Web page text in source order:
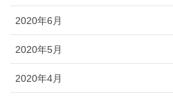
2020年6月
2020年5月
2020年4月